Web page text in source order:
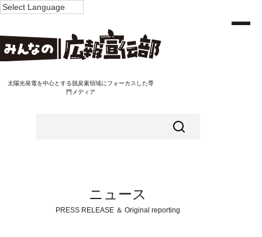
太陽光発電を中心とする脱炭素領域にフォーカスした専
門メディア
ニュース
PRESS RELEASE ＆ Original reporting